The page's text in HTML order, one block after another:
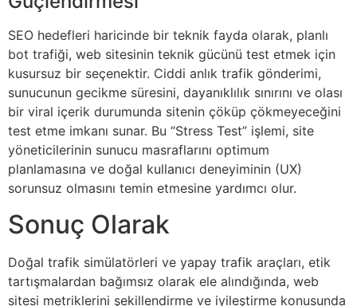
SEO hedefleri haricinde bir teknik fayda olarak, planlı
bot trafiği, web sitesinin teknik gücünü test etmek için
kusursuz bir seçenektir. Ciddi anlık trafik gönderimi,
sunucunun gecikme süresini, dayanıklılık sınırını ve olası
bir viral içerik durumunda sitenin çöküp çökmeyeceğini
test etme imkanı sunar. Bu “Stress Test” işlemi, site
yöneticilerinin sunucu masraflarını optimum
planlamasına ve doğal kullanıcı deneyiminin (UX)
sorunsuz olmasını temin etmesine yardımcı olur.
Sonuç Olarak
Doğal trafik simülatörleri ve yapay trafik araçları, etik
tartışmalardan bağımsız olarak ele alındığında, web
sitesi metriklerini şekillendirme ve iyileştirme konusunda